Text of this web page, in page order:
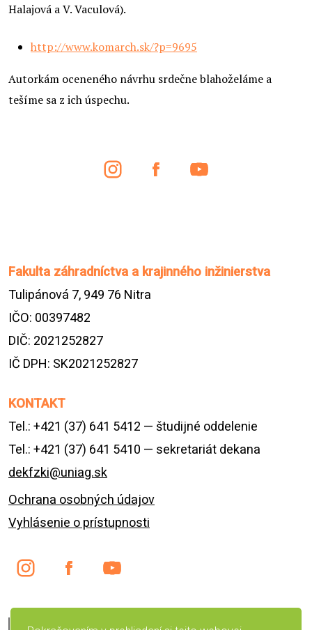
Halajová a V. Vaculová).
http://www.komarch.sk/?p=9695
Autorkám oceneného návrhu srdečne blahoželáme a
tešíme sa z ich úspechu.
Fakulta záhradníctva a krajinného inžinierstva
Tulipánová 7, 949 76 Nitra
IČO: 00397482
DIČ: 2021252827
IČ DPH: SK2021252827
KONTAKT
Tel.: +421 (37) 641 5412 — študijné oddelenie
Tel.: +421 (37) 641 5410 — sekretariát dekana
dekfzki@uniag.sk
Ochrana osobných údajov
Vyhlásenie o prístupnosti